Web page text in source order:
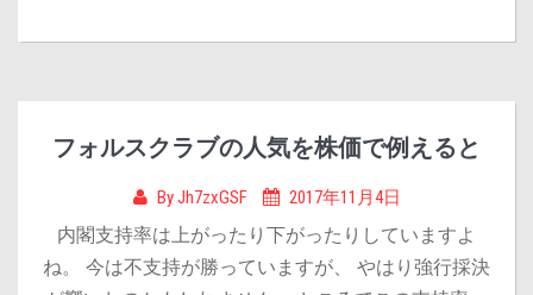
フォルスクラブの人気を株価で例えると
ByJh7zxGSF 2017年11月4日
内閣支持率は上がったり下がったりしていますよ
ね。 今は不支持が勝っていますが、 やはり強行採決